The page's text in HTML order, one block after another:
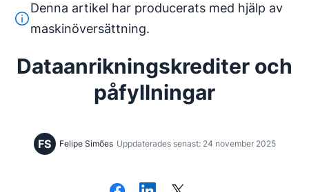
Kontaka kundtjänst
Denna text har översatts från engelska med hjälp av
Denna artikel har producerats med hjälp av
maskinöversättning.
Dataanrikningskrediter och
påfyllningar
FS Felipe Simões Uppdaterades senast: 24 november 2025